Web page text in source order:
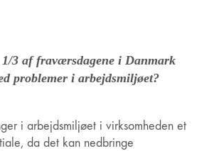
1/3 af fraværsdagene i Danmark
problemer i arbejdsmiljøet?
i arbejdsmiljøet i virksomheden et
da det kan nedbringe